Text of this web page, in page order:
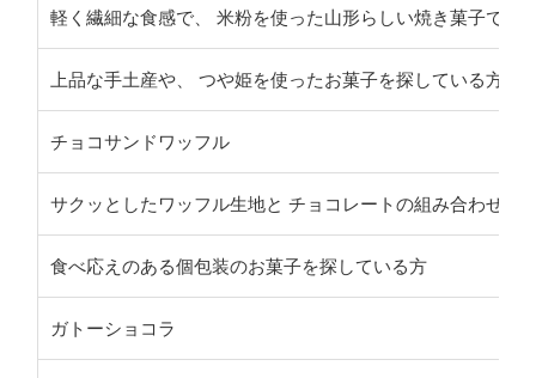
軽く繊細な食感で、 米粉を使った山形らしい焼き菓子です
上品な手土産や、 つや姫を使ったお菓子を探している方
チョコサンドワッフル
サクッとしたワッフル生地と チョコレートの組み合わせを
食べ応えのある個包装のお菓子を探している方
ガトーショコラ